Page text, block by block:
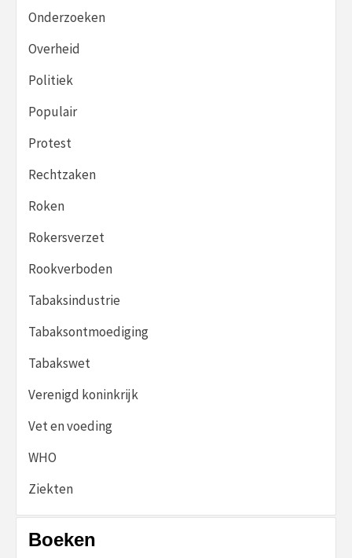
Onderzoeken
Overheid
Politiek
Populair
Protest
Rechtzaken
Roken
Rokersverzet
Rookverboden
Tabaksindustrie
Tabaksontmoediging
Tabakswet
Verenigd koninkrijk
Vet en voeding
WHO
Ziekten
Boeken